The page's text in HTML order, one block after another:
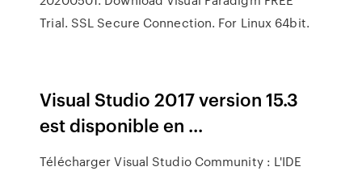
Trial. SSL Secure Connection. For Linux 64bit.
Visual Studio 2017 version 15.3
est disponible en ...
Télécharger Visual Studio Community : L'IDE